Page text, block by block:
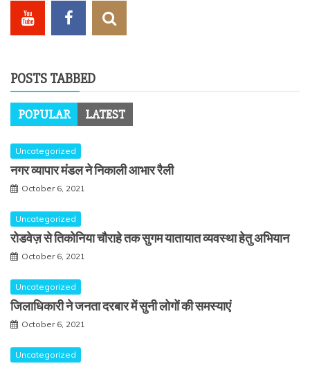
POSTS TABBED
POPULAR LATEST
Uncategorized
नगर व्यापार मंडल ने निकाली आभार रैली
October 6, 2021
Uncategorized
रोडवेज़ से तिकोनिया चौराहे तक सुगम यातायात व्यवस्था हेतु अभियान
October 6, 2021
Uncategorized
जिलाधिकारी ने जनता दरबार में सुनी लोगों की समस्याएं
October 6, 2021
Uncategorized